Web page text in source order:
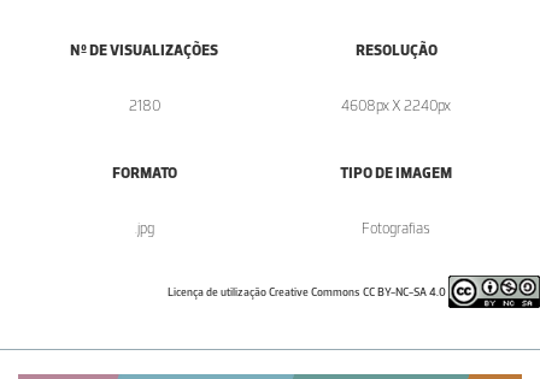
Nº DE VISUALIZAÇÕES
2180
RESOLUÇÃO
4608px X 2240px
FORMATO
.jpg
TIPO DE IMAGEM
Fotografias
Licença de utilização Creative Commons CC BY-NC-SA 4.0